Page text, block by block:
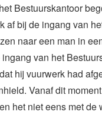
Bestuurskantoor
af bij de ingang van
naar een man in
van het
hij vuurwerk had
Vanaf dit
het niet eens met de